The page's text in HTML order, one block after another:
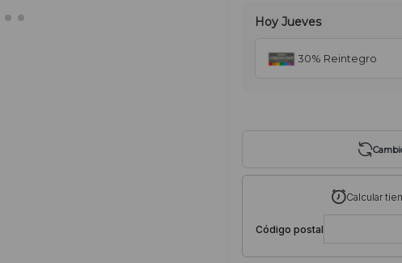
HoyJueves
30% Reintegro
Calcular
Código postal